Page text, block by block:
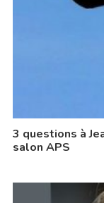
3 questions à
salon APS